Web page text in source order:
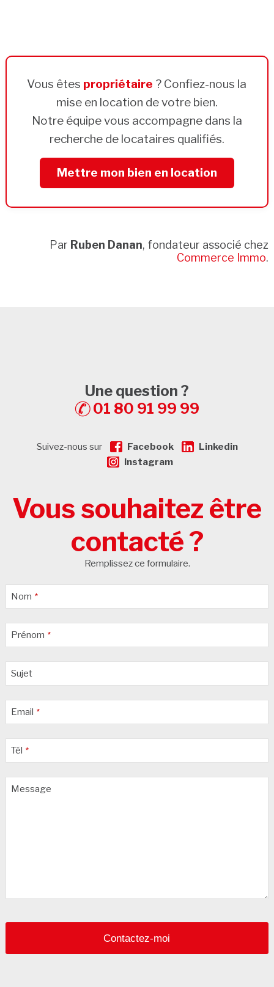
Vous êtes propriétaire ? Confiez-nous la
mise en location de votre bien.
Notre équipe vous accompagne dans la
recherche de locataires qualifiés.
Mettre mon bien en location
Par Ruben Danan, fondateur associé chez
Commerce Immo.
Une question ?
01 80 91 99 99
Suivez-nous sur Facebook
Linkedin
Instagram
Vous souhaitez être
contacté ?
Remplissez ce formulaire.
Nom *
Prénom *
Sujet
Email *
Tél *
Message
Contactez-moi